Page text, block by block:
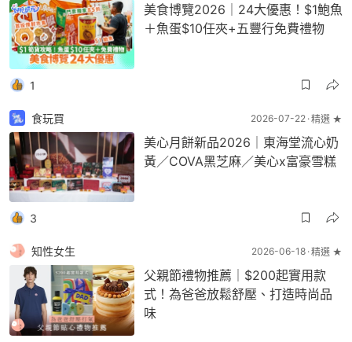
美食博覽2026｜24大優惠！$1鮑魚
＋魚蛋$10任夾+五豐行免費禮物
1
食玩買 2026-07-22 精選 ★
美心月餅新品2026｜東海堂流心奶
黃／COVA黑芝麻／美心x富豪雪糕
3
知性女生 2026-06-18 精選 ★
父親節禮物推薦｜$200起實用款
式！為爸爸放鬆舒壓、打造時尚品
味